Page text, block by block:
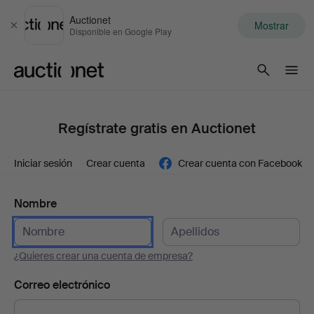
Cerrar
Auctionet
Disponible en Google Play Mostrar
Regístrate gratis en Auctionet
Iniciar sesión Crear cuenta Crear cuenta con Facebook
Nombre
¿Quieres crear una cuenta de empresa?
Correo electrónico